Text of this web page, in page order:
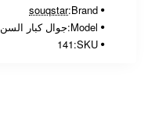
Brand:
souqstar
Model: جوال كبار السن
SKU:
141